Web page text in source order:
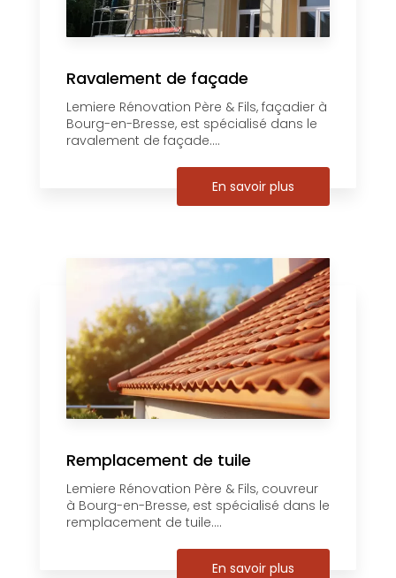
Ravalement de façade
Lemiere Rénovation Père & Fils, façadier à
Bourg-en-Bresse, est spécialisé dans le
ravalement de façade....
En savoir plus
Remplacement de tuile
Lemiere Rénovation Père & Fils, couvreur
à Bourg-en-Bresse, est spécialisé dans le
remplacement de tuile....
En savoir plus